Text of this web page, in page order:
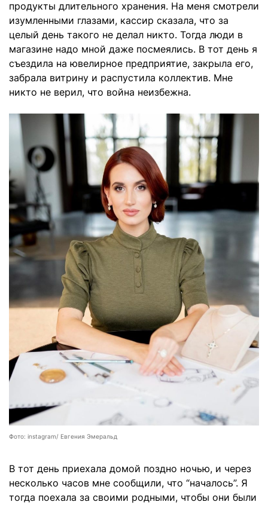
продукты длительного хранения. На меня смотрели
изумленными глазами, кассир сказала, что за
целый день такого не делал никто. Тогда люди в
магазине надо мной даже посмеялись. В тот день я
съездила на ювелирное предприятие, закрыла его,
забрала витрину и распустила коллектив. Мне
никто не верил, что война неизбежна.
Фото: instagram/ Евгения Эмеральд
В тот день приехала домой поздно ночью, и через
несколько часов мне сообщили, что “началось”. Я
тогда поехала за своими родными, чтобы они были